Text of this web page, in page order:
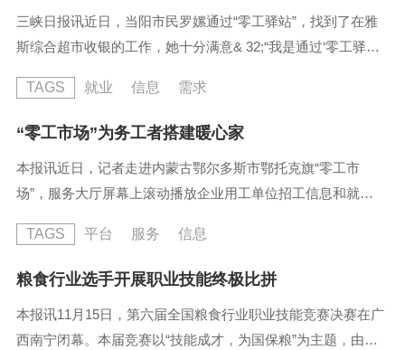
就能回到家乡就业...
三峡日报讯近日，当阳市民罗嫘通过“零工驿站”，找到了在雅
斯综合超市收银的工作，她十分满意& 32;“我是通过‘零工驿
还可以照顾家里。”罗嫘口中的“零工驿站”是由当阳市人社部门
牵头建设，为零工求职者和用人单位进行就业供求信息沟通对
方便群众”的“一站式”公共就业服务平台。最近，半月镇白鹤湾
农民...
TAGS 就业 信息 需求
“零工市场”为务工者搭建暖心家
本报讯近日，记者走进内蒙古鄂尔多斯市鄂托克旗“零工市
场”，服务大厅屏幕上滚动播放企业用工单位招工信息和就业
克旗“零工市场”正式运行，广大零工求职者彻底告别了过去一
年四季“站桥头”揽活的情景，这里既是一个岗位供需对接的平
人李贤告诉记者& 32;“通过登录‘零工市场’线上小程序平台，入
驻企业...
TAGS 平台 服务 信息
粮食行业选手开展职业技能终极比拼
本报讯11月15日，第六届全国粮食行业职业技能竞赛决赛在广
西南宁闭幕。本届竞赛以“技能成才，为国保粮”为主题，由国